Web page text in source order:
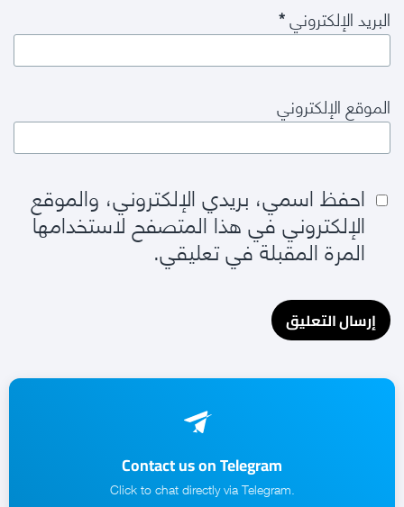
البريد الإلكتروني*
الموقع الإلكتروني
احفظ اسمي، بريدي الإلكتروني، والموقع
الإلكتروني في هذا المتصفح لاستخدامها
المرة المقبلة في تعليقي.
Contact us on Telegram
.Click to chat directly via Telegram